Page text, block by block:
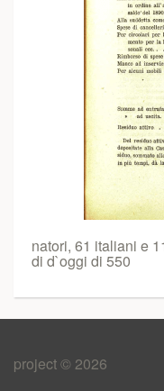
natori, 61 italiani e
di d`oggi di 550
project © 2026